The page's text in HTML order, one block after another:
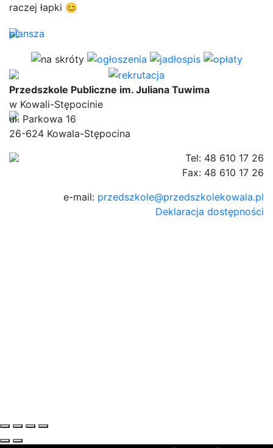
raczej łapki 😊
plansza
Przedszkole Publiczne im. Juliana Tuwima
w Kowali-Stępocinie
ul. Parkowa 16
26-624 Kowala-Stępocina
Tel: 48 610 17 26
Fax: 48 610 17 26
e-mail: przedszkole@przedszkolekowala.pl
Deklaracja dostępności